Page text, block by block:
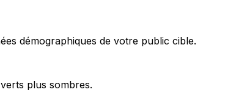
démographiques de votre public cible.
plus sombres.